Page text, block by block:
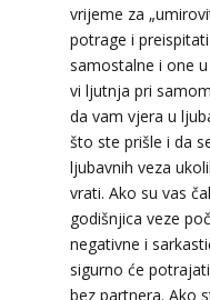
vrijeme za
potrage i
samostalne i one
vi ljutnja pri
da vam vjera u
što ste prišle i da
ljubavnih veza
vrati. Ako su vas
godišnjica veze
negativne i
sigurno će
bez partnera. Ako